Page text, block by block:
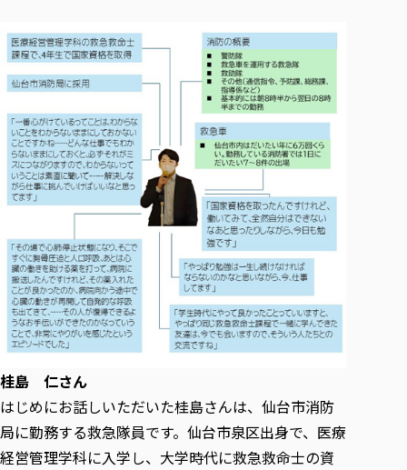
ICT教育
初年次教育（リエゾンゼミⅠ）
実学臨床教育（総合福祉学部のみ履修可能）
教育実践活動（教育学科学生のみ受講可能）
禅のこころ
学びのサポート
学びのサポート
学費（学部学科）
授業料減免・奨学金等
宿舎の紹介
学生生活サポート
学生自主活動支援
社会人学生の育児支援（一時預かり）
学生総合補償制度
スポーツ傷害保険
JICA草の根技術協力事業
被災地の子ども支援活動
研究所について
研究者のご紹介
桂島 仁さん
はじめにお話しいただいた桂島さんは、仙台市消防
局に勤務する救急隊員です。仙台市泉区出身で、医療
経営管理学科に入学し、大学時代に救急救命士の資